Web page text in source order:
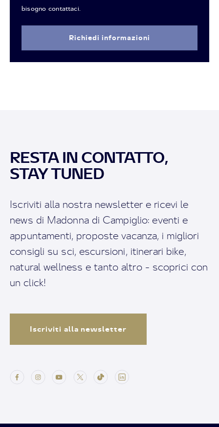
bisogno contattaci.
Richiedi informazioni
RESTA IN CONTATTO,
STAY TUNED
Iscriviti alla nostra newsletter e ricevi le
news di Madonna di Campiglio: eventi e
appuntamenti, proposte vacanza, i migliori
consigli su sci, escursioni, itinerari bike,
natural wellness e tanto altro - scoprici con
un click!
Iscriviti alla newsletter